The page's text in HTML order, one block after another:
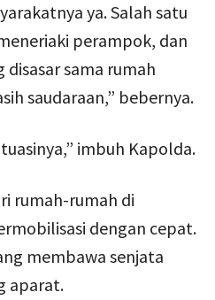
ya. Salah satu
perampok, dan
sama rumah
saudaraan,” bebernya.
imbuh Kapolda.
rumah-rumah di
dengan cepat.
membawa senjata
aparat.